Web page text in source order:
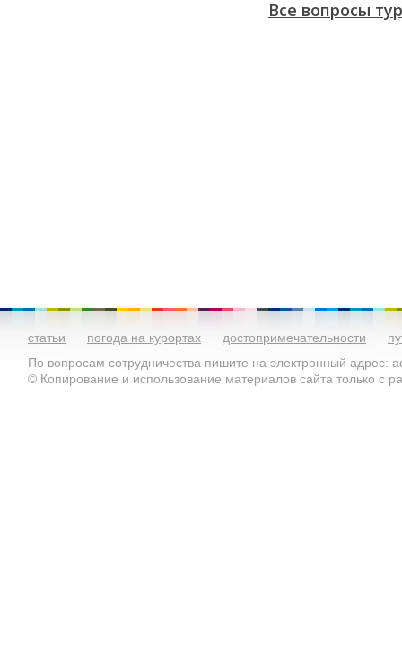
Все вопросы
статьи погода на курортах достопримечательности
По вопросам сотрудничества пишите на электронный адрес:
© Копирование и использование материалов сайта только с